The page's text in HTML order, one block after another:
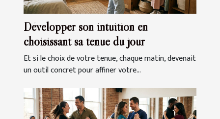
Développer son intuition en
choisissant sa tenue du jour
Et si le choix de votre tenue, chaque matin, devenait
un outil concret pour affiner votre...